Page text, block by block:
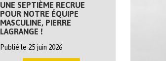
UNE SEPTIÈME RECRUE
POUR NOTRE ÉQUIPE
MASCULINE, PIERRE
LAGRANGE !
Publié le 25 juin 2026